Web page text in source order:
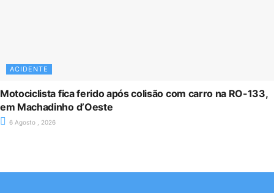
ACIDENTE
Motociclista fica ferido após colisão com carro na RO-133,
em Machadinho d’Oeste
6 Agosto , 2026